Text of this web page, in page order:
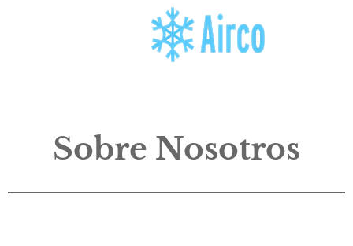
Sobre Nosotros